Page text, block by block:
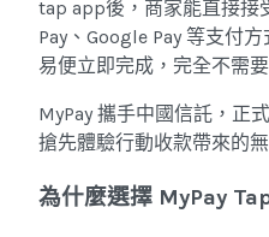
tap app後，商家能直接接
Pay、Google Pay 等支付
易便立即完成，完全不需
MyPay 攜手中國信託，正
搶先體驗行動收款帶來的
為什麼選擇 MyPay